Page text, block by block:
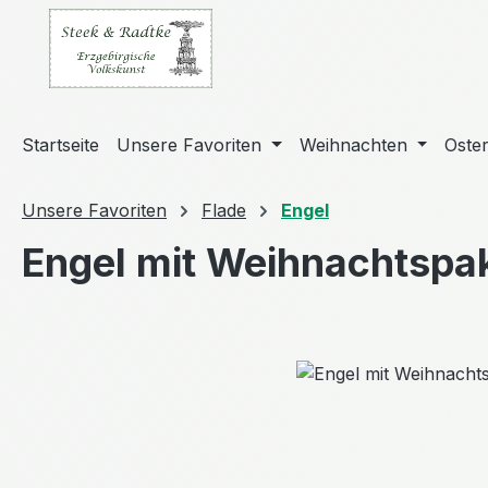
Hauptinhalt springen
Zur Suche springen
Zur Hauptnavigation springen
Startseite Unsere Favoriten Weihnachten
Unsere Favoriten Flade Engel
Engel mit